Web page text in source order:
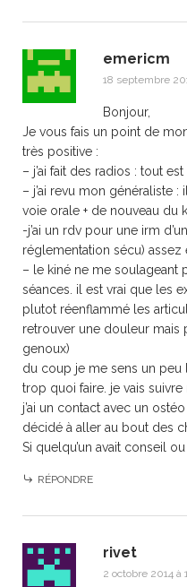
emericm
18 septembre
Bonjour,
Je vous fais un point de
très positive :
– j’ai fait des radios : tout
– j’ai revu mon généraliste :
voie orale + de nouveau du
-j’ai un rdv pour une irm
réglementation sécu)
– le kiné ne me soulageant
séances. il est vrai que les
plutot réenflammé les
retrouver une douleur mais
genoux)
du coup je me sens un peu
trop quoi faire. je vais
j’ai un contact avec un
décidé à aller au bout des
Si quelqu’un avait conseil
RÉPONDRE
rivet
2 octobre 2014 à